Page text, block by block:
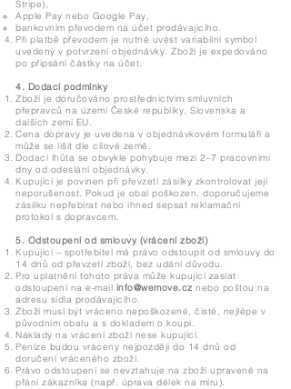
Stripe),
Apple Pay nebo Google Pay,
bankovním převodem na účet prodávajícího.
Při platbě převodem je nutné uvést variabilní symbol
uvedený v potvrzení objednávky. Zboží je expedováno
po připsání částky na účet.
4. Dodací podmínky
Zboží je doručováno prostřednictvím smluvních
přepravců na území České republiky, Slovenska a
dalších zemí EU.
Cena dopravy je uvedena v objednávkovém formuláři a
může se lišit dle cílové země.
Dodací lhůta se obvykle pohybuje mezi 2–7 pracovními
dny od odeslání objednávky.
Kupující je povinen při převzetí zásilky zkontrolovat její
neporušenost. Pokud je obal poškozen, doporučujeme
zásilku nepřebírat nebo ihned sepsat reklamační
protokol s dopravcem.
5. Odstoupení od smlouvy (vrácení zboží)
Kupující – spotřebitel má právo odstoupit od smlouvy do
14 dnů od převzetí zboží, bez udání důvodu.
Pro uplatnění tohoto práva může kupující zaslat
odstoupení na e-mail info@wemove.cz nebo poštou na
adresu sídla prodávajícího.
Zboží musí být vráceno nepoškozené, čisté, nejlépe v
původním obalu a s dokladem o koupi.
Náklady na vrácení zboží nese kupující.
Peníze budou vráceny nejpozději do 14 dnů od
doručení vráceného zboží.
Právo odstoupení se nevztahuje na zboží upravené na
přání zákazníka (např. úprava délek na míru).